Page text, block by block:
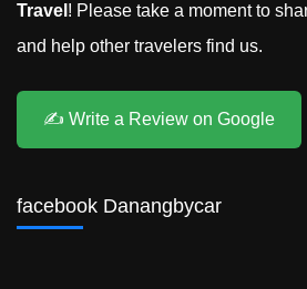
Travel ! Please take a moment to
and help other travelers find us.
✍️ Write a Review on Google
facebook Danangbycar